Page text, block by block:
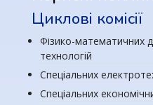
Циклові комісії
Фізико-математичних
технологій
Спеціальних
Спеціальних